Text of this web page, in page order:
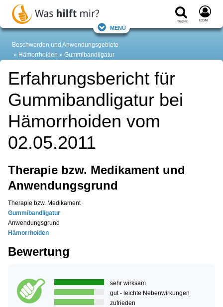
Suche Login
Menü
Beschwerden und Anwendungsgebiete
Hämorrhoiden
Gummibandligatur
Erfahrungsbericht für
Gummibandligatur bei
Hämorrhoiden vom
02.05.2011
Therapie bzw. Medikament und
Anwendungsgrund
Therapie bzw. Medikament
Gummibandligatur
Anwendungsgrund
Hämorrhoiden
Bewertung
sehr wirksam
gut - leichte Nebenwirkungen
zufrieden